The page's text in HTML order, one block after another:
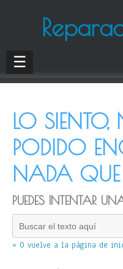
☰
LO
PODIDO
NADA
PUEDES INTENTAR
« O vuelve a la página de